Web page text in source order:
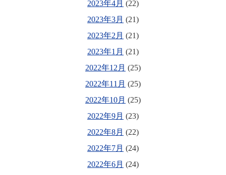
2023年4月 (22)
2023年3月 (21)
2023年2月 (21)
2023年1月 (21)
2022年12月 (25)
2022年11月 (25)
2022年10月 (25)
2022年9月 (23)
2022年8月 (22)
2022年7月 (24)
2022年6月 (24)